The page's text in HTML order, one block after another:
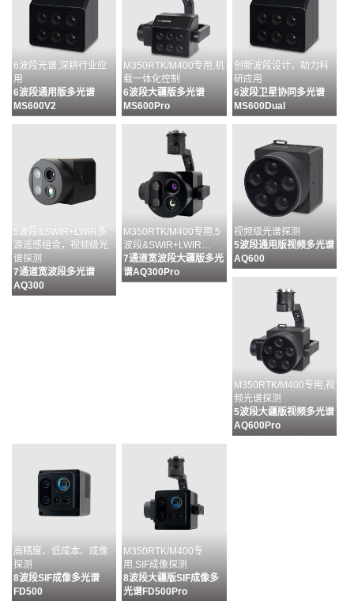
6波段光谱,深耕行业应
用
6波段通用版多光谱
MS600V2
M350RTK/M400专用,机
载一体化控制
6波段大疆版多光谱
MS600Pro
创新波段设计，助力科
研应用
6波段卫星协同多光谱
MS600Dual
5波段&SWIR+LWIR多
源遥感组合，视频级光
谱探测
7通道宽波段多光谱
AQ300
M350RTK/M400专用,5
波段&SWIR+LWIR…
7通道宽波段大疆版多光
谱AQ300Pro
视频级光谱探测
5波段通用版视频多光谱
AQ600
M350RTK/M400专用,视
频光谱探测
5波段大疆版视频多光谱
AQ600Pro
高精度、低成本、成像
探测
8波段SIF成像多光谱
FD500
M350RTK/M400专
用,SIF成像探测
8波段大疆版SIF成像多
光谱FD500Pro